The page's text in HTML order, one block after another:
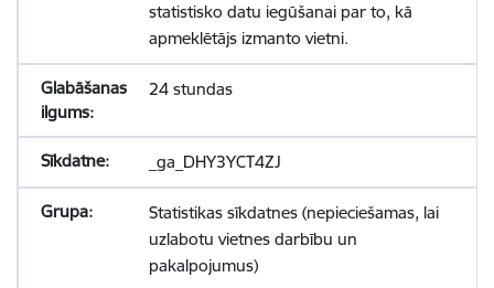
statistisko datu iegūšanai par to, kā
apmeklētājs izmanto vietni.
24 stundas
_ga_DHY3YCT4ZJ
Statistikas sīkdatnes (nepieciešamas, lai
uzlabotu vietnes darbību un
pakalpojumus)